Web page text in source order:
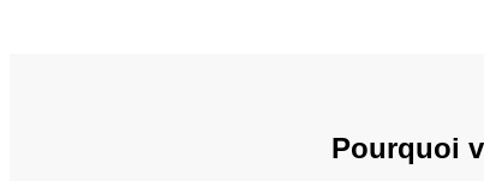
Pourquoi